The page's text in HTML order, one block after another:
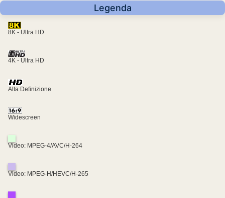
Legenda
8K - Ultra HD
4K - Ultra HD
Alta Definizione
Widescreen
Video: MPEG-4/AVC/H-264
Video: MPEG-H/HEVC/H-265